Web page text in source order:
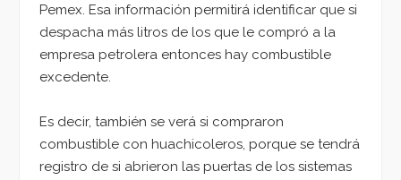
Pemex. Esa información permitirá identificar que si
despacha más litros de los que le compró a la
empresa petrolera entonces hay combustible
excedente.
Es decir, también se verá si compraron
combustible con huachicoleros, porque se tendrá
registro de si abrieron las puertas de los sistemas